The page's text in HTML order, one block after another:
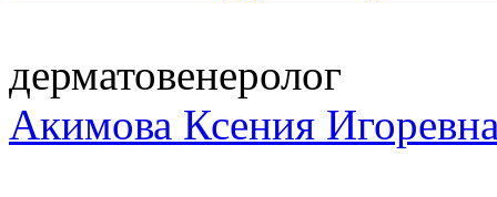
дерматовенеролог
Акимова Ксения